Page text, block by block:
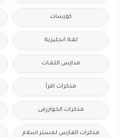
كورسات
لغة انجليزية
مدارس اللغات
مذكرات اقرأ
مذكرات الخوارزمى
مذكرات الفارس لمستر اسلام